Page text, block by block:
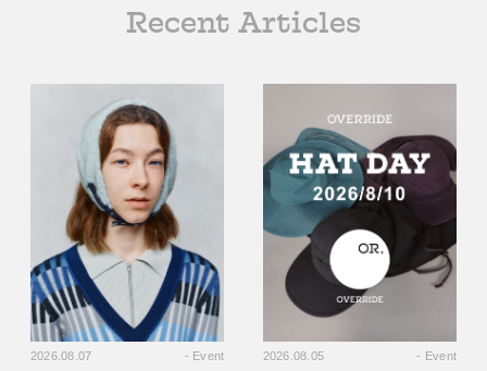
Recent Articles
2026.08.07 - Event 2026.08.05 - Event